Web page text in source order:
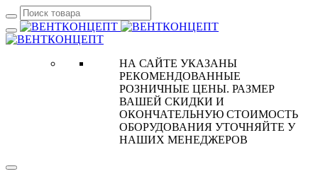
НА САЙТЕ УКАЗАНЫ
РЕКОМЕНДОВАННЫЕ
РОЗНИЧНЫЕ ЦЕНЫ. РАЗМЕР
ВАШЕЙ СКИДКИ И
ОКОНЧАТЕЛЬНУЮ СТОИМОСТЬ
ОБОРУДОВАНИЯ УТОЧНЯЙТЕ У
НАШИХ МЕНЕДЖЕРОВ